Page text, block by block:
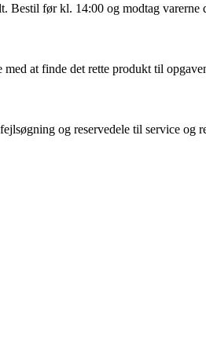
Bestil før kl. 14:00 og modtag varerne
at finde det rette produkt til
og reservedele til service og